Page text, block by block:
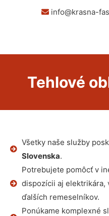
info@krasna-
Tehlové
Všetky naše služby
Slovenska.
Potrebujete pomôcť v
dispozícii aj elektrikára,
ďalších remeselníkov.
Ponúkame komplexné